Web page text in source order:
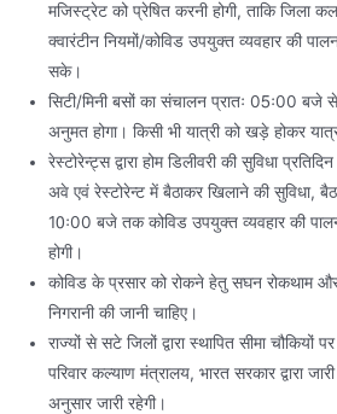
मजिस्ट्रेट को प्रेषित करनी होगी, ताकि जिला
क्वारंटीन नियमों/कोविड उपयुक्त व्यवहार की
सके।
सिटी/मिनी बसों का संचालन प्रातः 05ः00 बजे
अनुमत होगा। किसी भी यात्री को खड़े होकर
रेस्टोरेन्ट्स द्वारा होम डिलीवरी की सुविधा
अवे एवं रेस्टोरेन्ट में बैठाकर खिलाने की सुविधा,
10ः00 बजे तक कोविड उपयुक्त व्यवहार की
होगी।
कोविड के प्रसार को रोकने हेतु सघन रोकथाम
निगरानी की जानी चाहिए।
राज्यों से सटे जिलों द्वारा स्थापित सीमा चौकियों
परिवार कल्याण मंत्रालय, भारत सरकार द्वारा
अनुसार जारी रहेगी।